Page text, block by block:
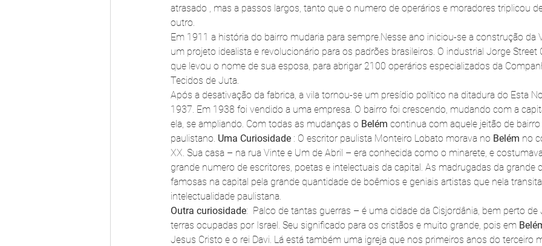
atrasado , mas a passos largos, tanto que o numero de operários e moradores triplicou
outro.
Em 1911 a história do bairro mudaria para sempre.Nesse ano iniciou-se a construção da
um projeto idealista e revolucionário para os padrões brasileiros. O industrial Jorge Street
que levou o nome de sua esposa, para abrigar 2100 operários especializados da
Tecidos de Juta.
Após a desativação da fabrica, a vila tornou-se um presídio político na ditadura do Esta
1937. Em 1938 foi vendido a uma empresa. O bairro foi crescendo, mudando com a
ela, se ampliando. Com todas as mudanças o Belém continua com aquele jeitão de
paulistano. Uma Curiosidade : O escritor paulista Monteiro Lobato morava no Belém no
XX. Sua casa – na rua Vinte e Um de Abril – era conhecida como o minarete, e
grande numero de escritores, poetas e intelectuais da capital. As madrugadas da grande
famosas na capital pela grande quantidade de boêmios e geniais artistas que nela
intelectualidade paulistana.
Outra curiosidade:  Palco de tantas guerras – é uma cidade da Cisjordânia, bem perto de
terras ocupadas por Israel. Seu significado para os cristãos e muito grande, pois em
Jesus Cristo e o rei Davi. Lá está também uma igreja que nos primeiros anos do terceiro